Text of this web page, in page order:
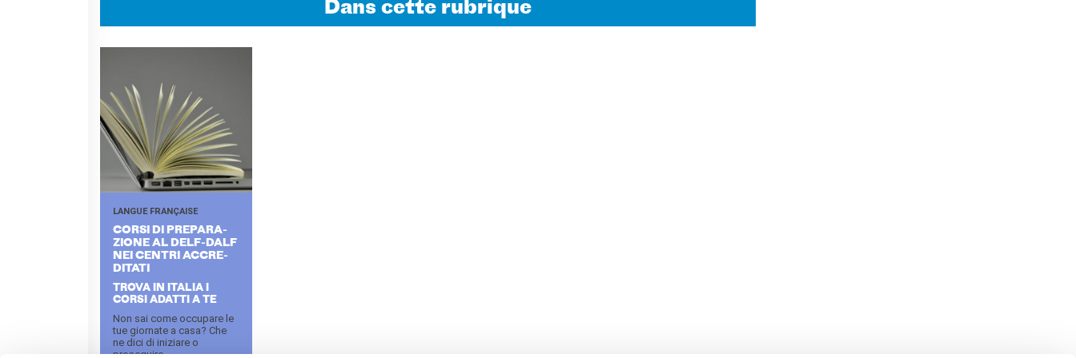
Dans cette rubrique
LANGUE FRANÇAISE
CORSI DI PRE­PA­RA­
ZIONE AL DELF-​DALF
NEI CEN­TRI AC­CRE­
DI­TA­TI
TROVA IN ITALIA I
CORSI ADATTI A TE
Non sai come occupare le
tue giornate a casa? Che
ne dici di iniziare o
proseguire